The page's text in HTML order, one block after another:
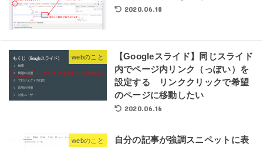
2020.06.18
webのこと
【Googleスライド】同じスライド
内でページ内リンク（っぽい）を
設定する リンククリックで希望
のページに移動したい
2020.06.16
webのこと
自分の記事が強調スニペットに表